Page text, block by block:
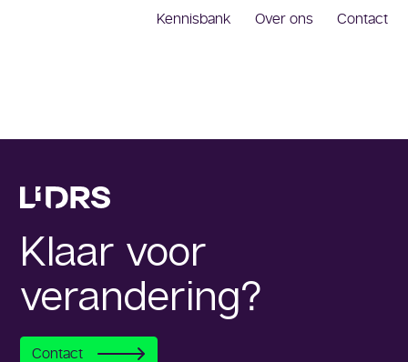
Kennisbank Over ons Contact
Klaar voor
verandering?
Contact